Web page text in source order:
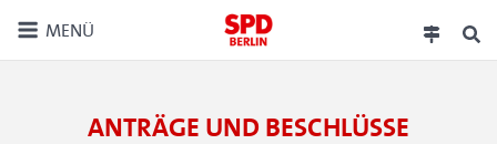
MENÜ
ANTRÄGE UND BESCHLÜSSE